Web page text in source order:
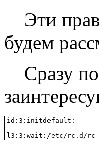
Эти
будем
Сразу
id:3:initdefault:
l3:3:wait:/etc/rc.d/rc